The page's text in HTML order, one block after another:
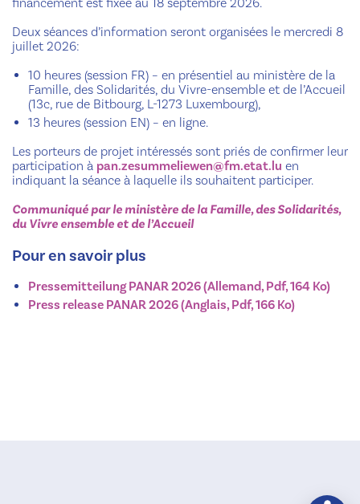
Deux séances d’information seront organisées le mercredi 8
juillet 2026:
10 heures (session FR) – en présentiel au ministère de la
Famille, des Solidarités, du Vivre-ensemble et de l’Accueil
(13c, rue de Bitbourg, L-1273 Luxembourg),
13 heures (session EN) – en ligne.
Les porteurs de projet intéressés sont priés de confirmer leur
participation à pan.zesummeliewen@fm.etat.lu en
indiquant la séance à laquelle ils souhaitent participer.
Communiqué par le ministère de la Famille, des Solidarités,
du Vivre ensemble et de l’Accueil
Pour en savoir plus
Pressemitteilung PANAR 2026 (Allemand, Pdf, 164 Ko)
Press release PANAR 2026 (Anglais, Pdf, 166 Ko)